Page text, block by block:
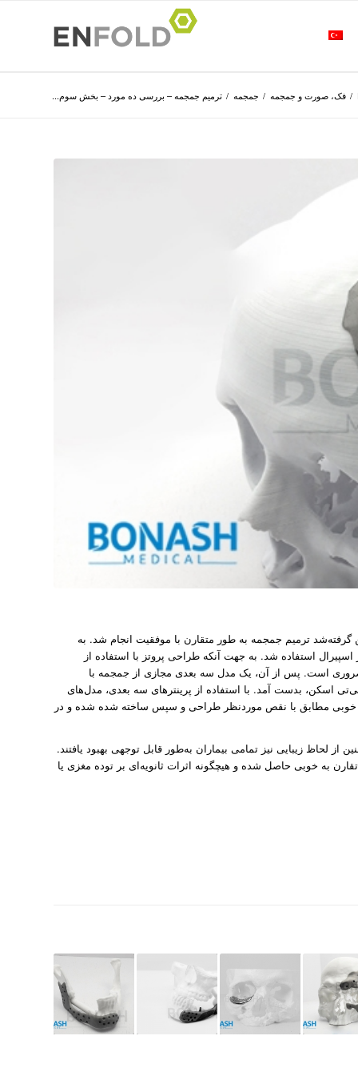
/ فک، صورت و جمجمه / جمجمه / ترمیم جمجمه – بررسی ده مورد – بخش سوم...
ترمیم جمجمه به­‌ طور متقارن با موفقیت انجام شد. به
استفاده شد. به جهت آنکه طراحی پروتز با استفاده از
است. پس از آن، یک مدل سه بعدی مجازی از جمجمه با
اسکن، بدست­ آمد. با استفاده از پرینترهای سه بعدی، مدل­‌های
خوبی مطابق با نقص موردنظر طراحی و سپس ساخته­‌ شده شده و در
لحاظ زیبایی نیز تمامی بیماران به‌­طور قابل توجهی بهبود یافتند.
به خوبی حاصل شده و هیچگونه اثرات ثانویه­‌ای بر توده مغزی یا